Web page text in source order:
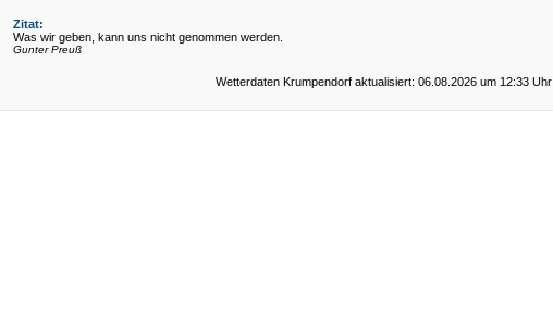
Zitat:
Was wir geben, kann uns nicht genommen werden.
Gunter Preuß
Wetterdaten Krumpendorf aktualisiert: 06.08.2026 um 12:33 Uhr